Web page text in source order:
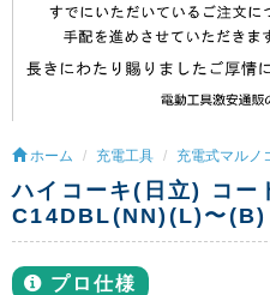
ホーム 充電工具 充電式マルノ
ハイコーキ(日立) コー
C14DBL(NN)(L)〜(B)
プロ仕様